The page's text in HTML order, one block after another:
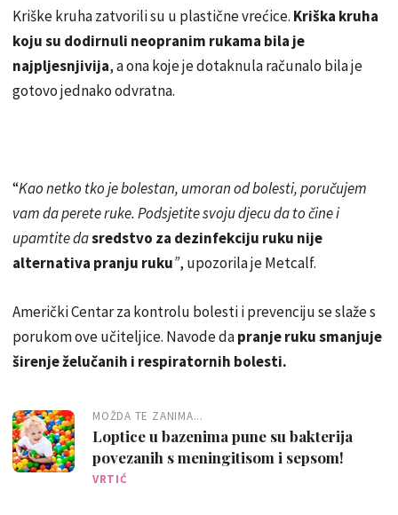
Kriške kruha zatvorili su u plastične vrećice. Kriška kruha
koju su dodirnuli neopranim rukama bila je
najpljesnjivija, a ona koje je dotaknula računalo bila je
gotovo jednako odvratna.
“Kao netko tko je bolestan, umoran od bolesti, poručujem
vam da perete ruke. Podsjetite svoju djecu da to čine i
upamtite dasredstvo za dezinfekciju ruku nije
alternativa pranju ruku”, upozorila je Metcalf.
Američki Centar za kontrolu bolesti i prevenciju se slaže s
porukom ove učiteljice. Navode dapranje ruku smanjuje
širenje želučanih i respiratornih bolesti.
MOŽDA TE ZANIMA...
Loptice u bazenima pune su bakterija
povezanih s meningitisom i sepsom!
VRTIĆ